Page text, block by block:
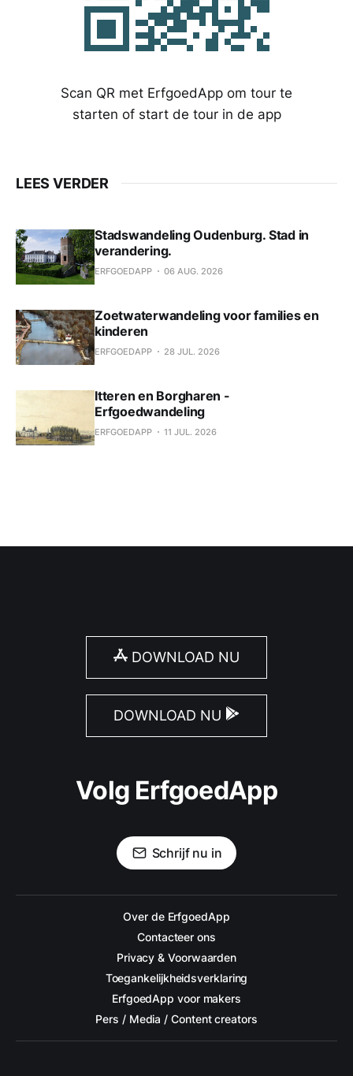
Scan QR met ErfgoedApp om tour te
starten of start de tour in de app
LEES VERDER
Stadswandeling Oudenburg. Stad in
verandering.
ERFGOEDAPP 06 AUG. 2026
Zoetwaterwandeling voor families en
kinderen
ERFGOEDAPP 28 JUL. 2026
Itteren en Borgharen -
Erfgoedwandeling
ERFGOEDAPP 11 JUL. 2026
DOWNLOAD NU
DOWNLOAD NU
Volg ErfgoedApp
Schrijf nu in
Over de ErfgoedApp
Contacteer ons
Privacy & Voorwaarden
Toegankelijkheidsverklaring
ErfgoedApp voor makers
Pers / Media / Content creators